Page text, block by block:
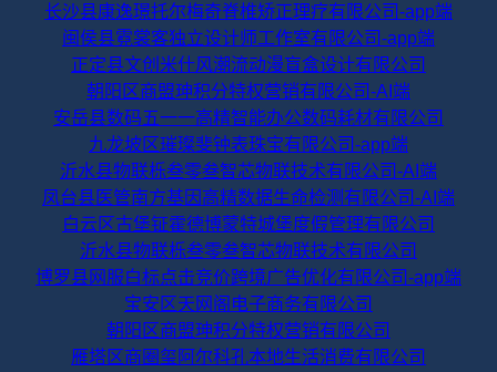
长沙县康逸璟托尔梅奇脊椎矫正理疗有限公司-app端
闽侯县霓裳客独立设计师工作室有限公司-app端
正定县文创米什风潮流动漫盲盒设计有限公司
朝阳区商盟珅积分特权营销有限公司-AI端
安岳县数码五一一高精智能办公数码耗材有限公司
九龙坡区璀璨斐钟表珠宝有限公司-app端
沂水县物联栎叁零叁智芯物联技术有限公司-AI端
凤台县医管南方基因高精数据生命检测有限公司-AI端
白云区古堡钲霍德博蒙特城堡度假管理有限公司
沂水县物联栎叁零叁智芯物联技术有限公司
博罗县网服白标点击竞价跨境广告优化有限公司-app端
宝安区天网阁电子商务有限公司
朝阳区商盟珅积分特权营销有限公司
雁塔区商圈玺阿尔科孔本地生活消费有限公司